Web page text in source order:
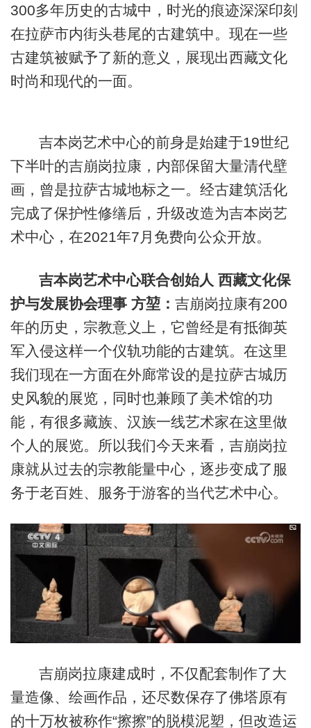
300多年历史的古城中，时光的痕迹深深印刻
在拉萨市内街头巷尾的古建筑中。现在一些
古建筑被赋予了新的意义，展现出西藏文化
时尚和现代的一面。
吉本岗艺术中心的前身是始建于19世纪
下半叶的吉崩岗拉康，内部保留大量清代壁
画，曾是拉萨古城地标之一。经古建筑活化
完成了保护性修缮后，升级改造为吉本岗艺
术中心，在2021年7月免费向公众开放。
吉本岗艺术中心联合创始人 西藏文化保
护与发展协会理事 方堃： 吉崩岗拉康有200
年的历史，宗教意义上，它曾经是有抵御英
军入侵这样一个仪轨功能的古建筑。在这里
我们现在一方面在外廊常设的是拉萨古城历
史风貌的展览，同时也兼顾了美术馆的功
能，有很多藏族、汉族一线艺术家在这里做
个人的展览。 所以我们今天来看，吉崩岗拉
康就从过去的宗教能量中心，逐步变成了服
务于老百姓、服务于游客的当代艺术中心。
吉崩岗拉康建成时，不仅配套制作了大
量造像、绘画作品，还尽数保存了佛塔原有
的十万枚被称作“擦擦”的脱模泥塑，但改造运